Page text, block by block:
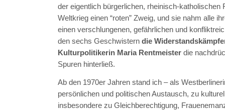
der eigentlich bürgerlichen, rheinisch-katholischen
Weltkrieg einen “roten” Zweig, und sie nahm alle
einen verschlungenen, gefährlichen und
den sechs Geschwistern die
Kulturpolitikerin Maria Rentmeisterdie
Spuren hinterließ.
Ab den 1970er Jahren stand ich – als
persönlichen und politischen Austausch, zu
insbesondere zu Gleichberechtigung,